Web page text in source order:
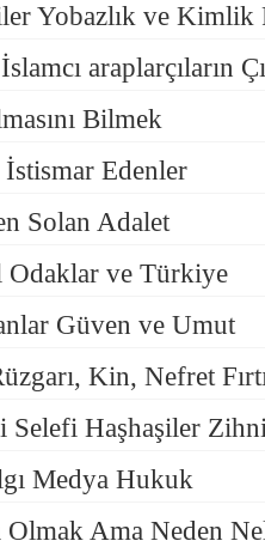
Yobazlık ve Kimlik
araplarçıların
Bilmek
Edenler
Solan Adalet
Odaklar ve Türkiye
Güven ve Umut
Kin, Nefret
Selefi Haşhaşiler
Medya Hukuk
Olmak Ama Neden